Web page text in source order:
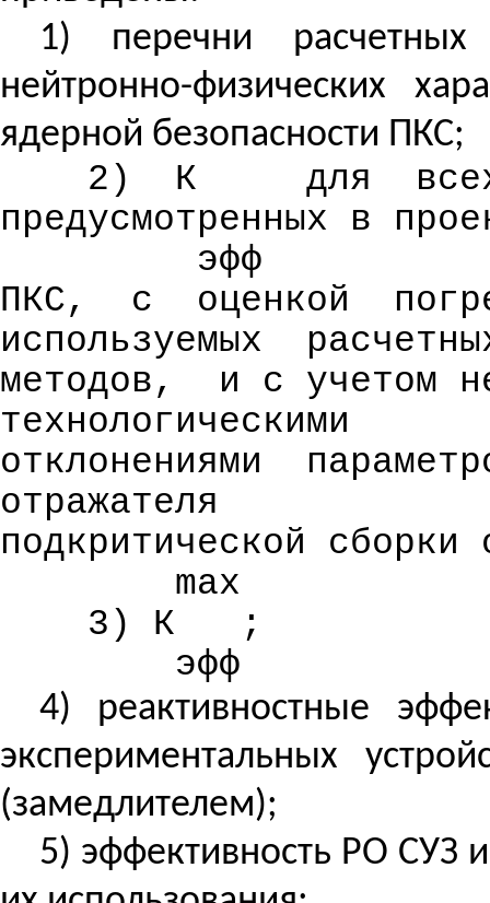
1) перечни расчетных
нейтронно-физических
ядерной безопасности ПКС;
2) К для
предусмотренных в
эфф
ПКС,
с оценкой
используемых
методов,
и с учетом
технологическими
отклонениями
отражателя
подкритической
max
3) К
;
эфф
4) реактивностные
экспериментальных
(замедлителем);
5) эффективность РО СУЗ